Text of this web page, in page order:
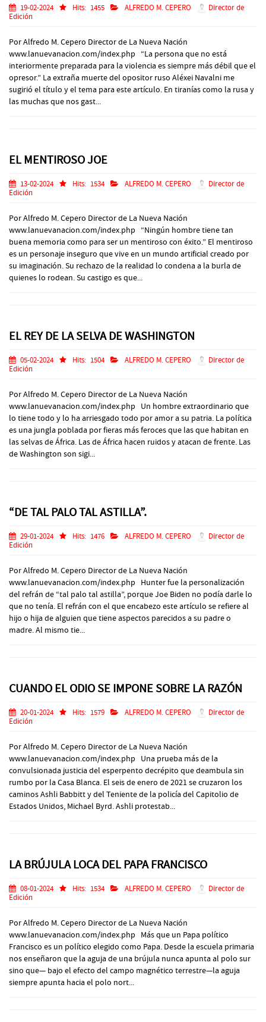
19-02-2024 Hits: 1455 ALFREDO M. CEPERO
Director de
Edición
Por Alfredo M. Cepero Director de La Nueva Nación
www.lanuevanacion.com/index.php “La persona que no está
interiormente preparada para la violencia es siempre más débil que el
opresor.” La extraña muerte del opositor ruso Aléxei Navalni me
sugirió el título y el tema para este artículo. En tiranías como la rusa y
las muchas que nos gast...
EL MENTIROSO JOE
13-02-2024 Hits: 1534 ALFREDO M. CEPERO
Director de
Edición
Por Alfredo M. Cepero Director de La Nueva Nación
www.lanuevanacion.com/index.php “Ningún hombre tiene tan
buena memoria como para ser un mentiroso con éxito.” El mentiroso
es un personaje inseguro que vive en un mundo artificial creado por
su imaginación. Su rechazo de la realidad lo condena a la burla de
quienes lo rodean. Su castigo es que...
EL REY DE LA SELVA DE WASHINGTON
05-02-2024 Hits: 1504 ALFREDO M. CEPERO
Director de
Edición
Por Alfredo M. Cepero Director de La Nueva Nación
www.lanuevanacion.com/index.php Un hombre extraordinario que
lo tiene todo y lo ha arriesgado todo por amor a su patria. La política
es una jungla poblada por fieras más feroces que las que habitan en
las selvas de África. Las de África hacen ruidos y atacan de frente. Las
de Washington son sigi...
“DE TAL PALO TAL ASTILLA”.
29-01-2024 Hits: 1476 ALFREDO M. CEPERO
Director de
Edición
Por Alfredo M. Cepero Director de La Nueva Nación
www.lanuevanacion.com/index.php Hunter fue la personalización
del refrán de “tal palo tal astilla”, porque Joe Biden no podía darle lo
que no tenía. El refrán con el que encabezo este artículo se refiere al
hijo o hija de alguien que tiene aspectos parecidos a su padre o
madre. Al mismo tie...
CUANDO EL ODIO SE IMPONE SOBRE LA RAZÓN
20-01-2024 Hits: 1579 ALFREDO M. CEPERO
Director de
Edición
Por Alfredo M. Cepero Director de La Nueva Nación
www.lanuevanacion.com/index.php Una prueba más de la
convulsionada justicia del esperpento decrépito que deambula sin
rumbo por la Casa Blanca. El seis de enero de 2021 se cruzaron los
caminos Ashli Babbitt y del Teniente de la policía del Capitolio de
Estados Unidos, Michael Byrd. Ashli protestab...
LA BRÚJULA LOCA DEL PAPA FRANCISCO
08-01-2024 Hits: 1534 ALFREDO M. CEPERO
Director de
Edición
Por Alfredo M. Cepero Director de La Nueva Nación
www.lanuevanacion.com/index.php Más que un Papa político
Francisco es un político elegido como Papa. Desde la escuela primaria
nos enseñaron que la aguja de una brújula nunca apunta al polo sur
sino que— bajo el efecto del campo magnético terrestre—la aguja
siempre apunta hacia el polo nort...